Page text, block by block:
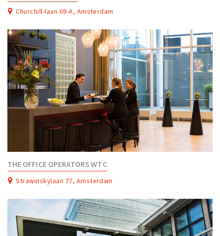
Churchill-laan 69-A, Amsterdam
THE OFFICE OPERATORS WTC
Strawinskylaan 77, Amsterdam